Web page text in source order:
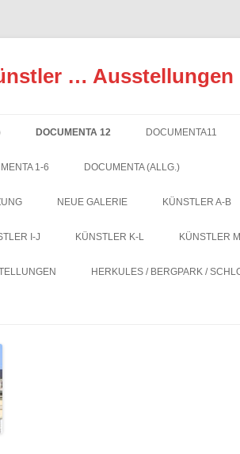
…
DOCUMENTA 12 DOCUMENTA11
1-6 DOCUMENTA (ALLG.)
NEUE GALERIE KÜNSTLER A-B
I-J KÜNSTLER K-L KÜNSTLER
HERKULES / BERGPARK /